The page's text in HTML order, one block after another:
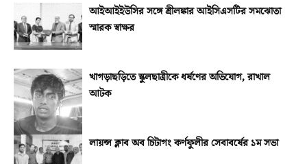
আইআইইউসির সঙ্গে শ্রীলঙ্কার আইসিএসটির সমঝোতা
স্মারক স্বাক্ষর
খাগড়াছড়িতে স্কুলছাত্রীকে ধর্ষণের অভিযোগ, রাখাল
আটক
লায়ন্স ক্লাব অব চিটাগং কর্ণফুলীর সেবাবর্ষের ১ম সভা